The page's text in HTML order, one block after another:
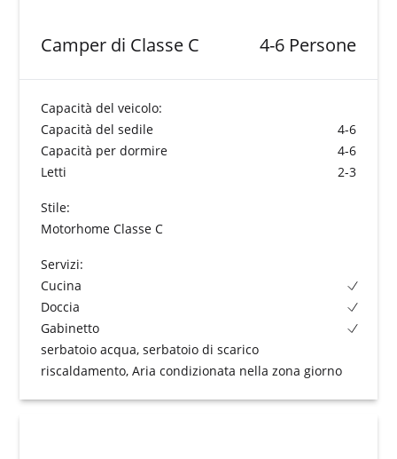
Camper di Classe C 4-6 Persone
Capacità del veicolo:
Capacità del sedile
4-6
Capacità per dormire
4-6
Letti
2-3
Stile:
Motorhome Classe C
Servizi:
Cucina
Doccia
Gabinetto
serbatoio acqua, serbatoio di scarico
riscaldamento, Aria condizionata nella zona giorno